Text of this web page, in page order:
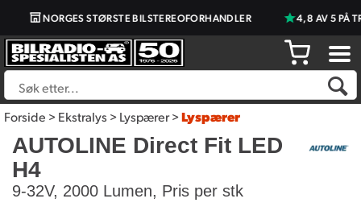
NORGES STØRSTE BILSTEREOFORHANDLER 4,8 AV 5 PÅ
Forside>Ekstralys>Lyspærer>Lyspærer
AUTOLINE Direct Fit LED
H4
9-32V, 2000 Lumen, Pris per stk